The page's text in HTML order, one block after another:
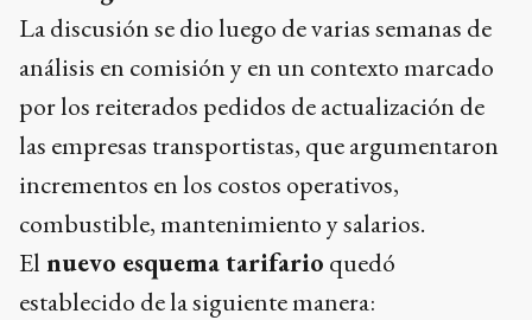
La discusión se dio luego de varias semanas de
análisis en comisión y en un contexto marcado
por los reiterados pedidos de actualización de
las empresas transportistas, que argumentaron
incrementos en los costos operativos,
combustible, mantenimiento y salarios.
El nuevo esquema tarifario quedó
establecido de la siguiente manera: